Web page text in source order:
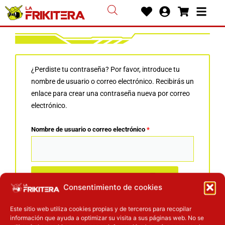
Consentimiento de cookies
Este sitio web utiliza cookies propias y de terceros para recopilar
información que ayuda a optimizar su visita a sus páginas web. No se
contenido
HeartUser-
circlecart
Bars
¿Perdiste tu contraseña? Por favor, introduce tu
nombre de usuario o correo electrónico. Recibirás un
enlace para crear una contraseña nueva por correo
electrónico.
Nombre de usuario o correo electrónico *
Restablecer contraseña